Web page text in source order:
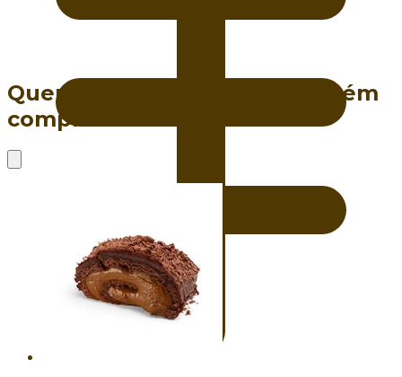
Quem viu este produto também
comprou